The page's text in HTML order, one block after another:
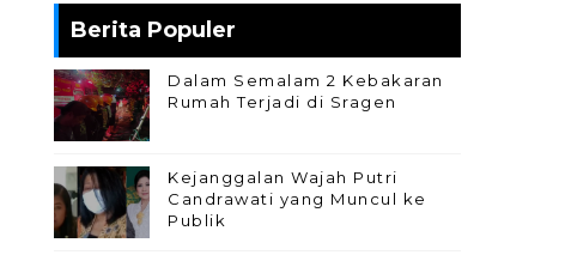
Berita Populer
Dalam Semalam 2 Kebakaran
Rumah Terjadi di Sragen
Kejanggalan Wajah Putri
Candrawati yang Muncul ke
Publik